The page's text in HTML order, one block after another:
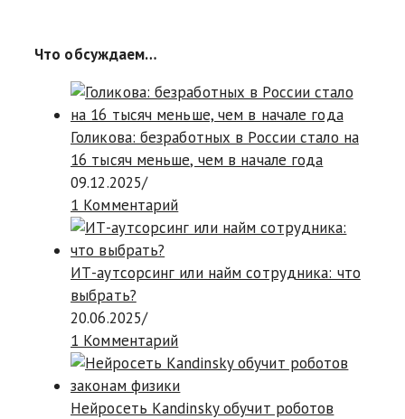
Что обсуждаем…
Голикова: безработных в России стало на
16 тысяч меньше, чем в начале года
09.12.2025/
1 Комментарий
ИТ-аутсорсинг или найм сотрудника: что
выбрать?
20.06.2025/
1 Комментарий
Нейросеть Kandinsky обучит роботов